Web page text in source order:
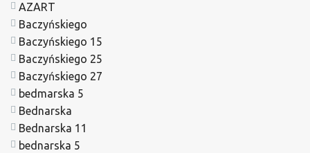
AZART
Baczyńskiego
Baczyńskiego 15
Baczyńskiego 25
Baczyńskiego 27
bedmarska 5
Bednarska
Bednarska 11
bednarska 5